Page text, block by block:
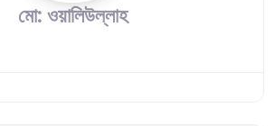
মো: ওয়ালিউল্লাহ